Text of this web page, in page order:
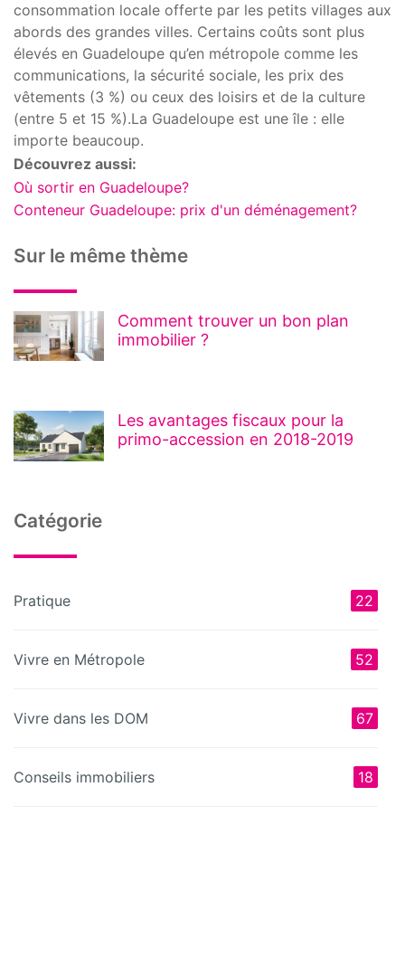
consommation locale offerte par les petits villages aux
abords des grandes villes. Certains coûts sont plus
élevés en Guadeloupe qu’en métropole comme les
communications, la sécurité sociale, les prix des
vêtements (3 %) ou ceux des loisirs et de la culture
(entre 5 et 15 %).La Guadeloupe est une île : elle
importe beaucoup.
Découvrez aussi:
Où sortir en Guadeloupe?
Conteneur Guadeloupe: prix d'un déménagement?
Sur le même thème
Comment trouver un bon plan
immobilier ?
Les avantages fiscaux pour la
primo-accession en 2018-2019
Catégorie
Pratique 22
Vivre en Métropole 52
Vivre dans les DOM 67
Conseils immobiliers 18